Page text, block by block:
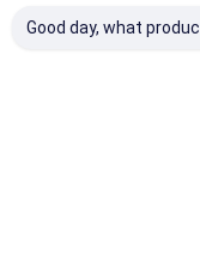
Good day, what